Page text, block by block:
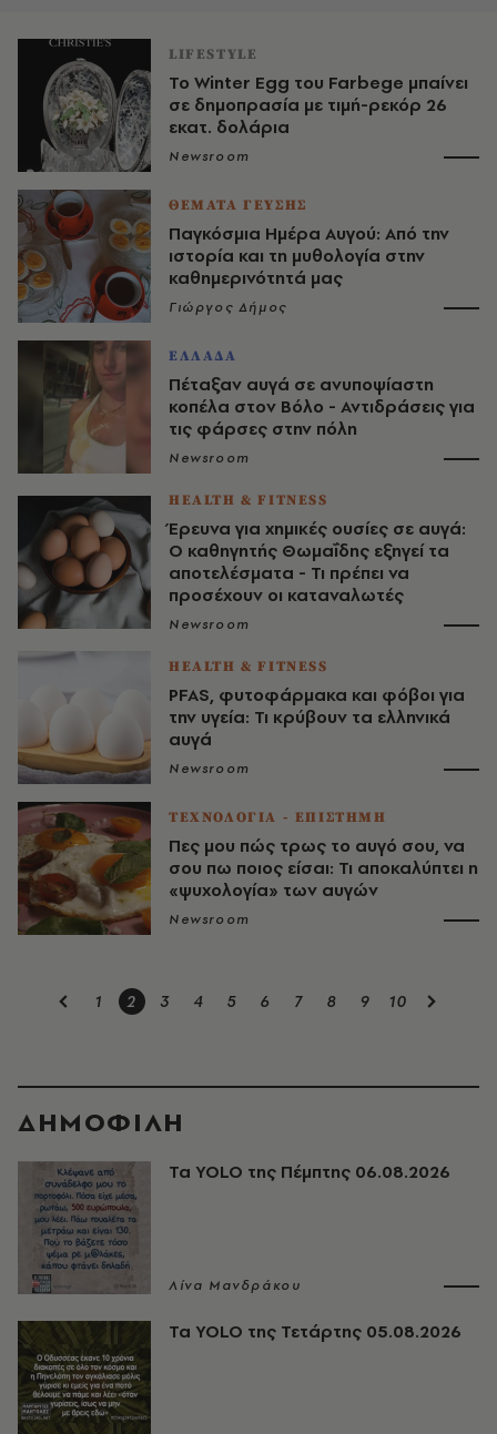
LIFESTYLE
Το Winter Egg του Farbege μπαίνει
σε δημοπρασία με τιμή-ρεκόρ 26
εκατ. δολάρια
Newsroom
ΘΕΜΑΤΑ ΓΕΥΣΗΣ
Παγκόσμια Ημέρα Αυγού: Από την
ιστορία και τη μυθολογία στην
καθημερινότητά μας
Γιώργος Δήμος
ΕΛΛΑΔΑ
Πέταξαν αυγά σε ανυποψίαστη
κοπέλα στον Βόλο - Αντιδράσεις για
τις φάρσες στην πόλη
Newsroom
HEALTH & FITNESS
Έρευνα για χημικές ουσίες σε αυγά:
Ο καθηγητής Θωμαΐδης εξηγεί τα
αποτελέσματα - Τι πρέπει να
προσέχουν οι καταναλωτές
Newsroom
HEALTH & FITNESS
PFAS, φυτοφάρμακα και φόβοι για
την υγεία: Τι κρύβουν τα ελληνικά
αυγά
Newsroom
ΤΕΧΝΟΛΟΓΙΑ - ΕΠΙΣΤΗΜΗ
Πες μου πώς τρως το αυγό σου, να
σου πω ποιος είσαι: Τι αποκαλύπτει η
«ψυχολογία» των αυγών
Newsroom
1 2 3 4 5 6 7 8 9 10
ΔΗΜΟΦΙΛΗ
Τα YOLO της Πέμπτης 06.08.2026
Λίνα Μανδράκου
Τα YOLO της Τετάρτης 05.08.2026